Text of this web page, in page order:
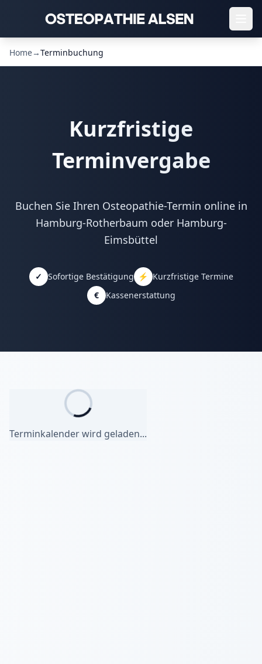
Home→Terminbuchung
Kurzfristige
Terminvergabe
Buchen Sie Ihren Osteopathie-Termin online in
Hamburg-Rotherbaum oder Hamburg-
Eimsbüttel
✓ Sofortige Bestätigung ⚡ Kurzfristige Termine
€
Kassenerstattung
Terminkalender wird geladen...